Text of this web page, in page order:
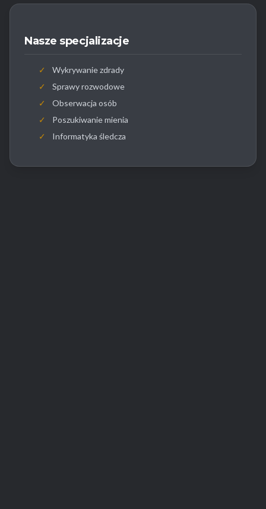
Nasze specjalizacje
✓
Wykrywanie zdrady
✓
Sprawy rozwodowe
✓
Obserwacja osób
✓
Poszukiwanie mienia
✓
Informatyka śledcza